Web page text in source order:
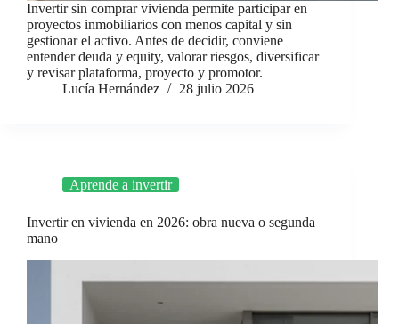
Invertir sin comprar vivienda permite participar en
proyectos inmobiliarios con menos capital y sin
gestionar el activo. Antes de decidir, conviene
entender deuda y equity, valorar riesgos, diversificar
y revisar plataforma, proyecto y promotor.
Lucía Hernández
28 julio 2026
Aprende a invertir
Invertir en vivienda en 2026: obra nueva o segunda
mano